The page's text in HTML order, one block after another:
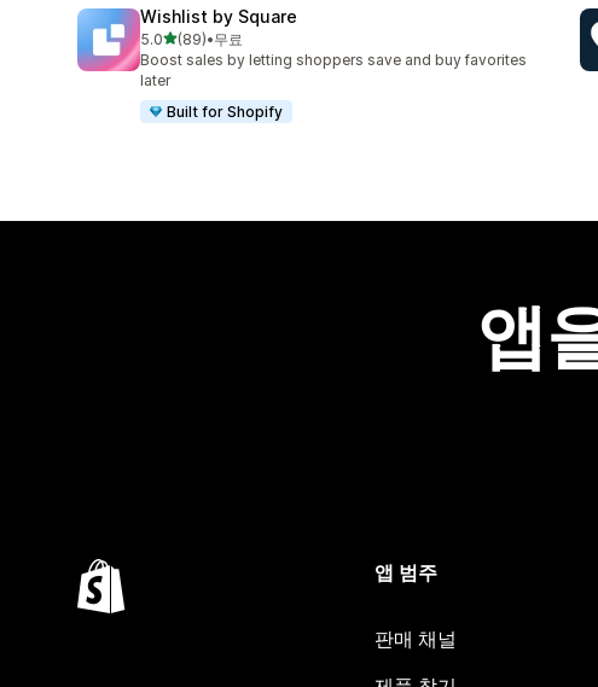
Wishlist by Square
5.0별 5개 중
(89)
총 리뷰 89개
•무료
Boost sales by letting shoppers save and buy favorites
later
Built for Shopify
앱
앱 범주
판매 채널